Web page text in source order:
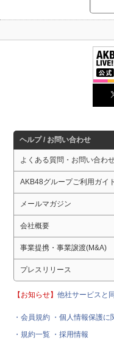
ヘルプ / お問い合わせ
よくある質問・お問い合わ
AKB48グループご利用ガイ
メールマガジン
会社概要
事業提携・事業譲渡(M&A)
プレスリリース
【お知らせ】他社サービスと
・会員規約 ・個人情報保護に
・規約一覧 ・採用情報